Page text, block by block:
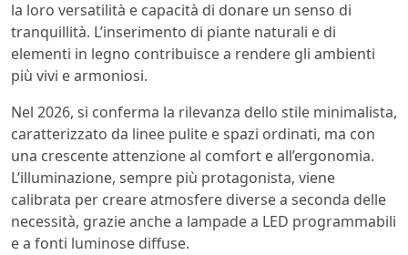
la loro versatilità e capacità di donare un senso di
tranquillità. L’inserimento di piante naturali e di
elementi in legno contribuisce a rendere gli ambienti
più vivi e armoniosi.
Nel 2026, si conferma la rilevanza dello stile minimalista,
caratterizzato da linee pulite e spazi ordinati, ma con
una crescente attenzione al comfort e all’ergonomia.
L’illuminazione, sempre più protagonista, viene
calibrata per creare atmosfere diverse a seconda delle
necessità, grazie anche a lampade a LED programmabili
e a fonti luminose diffuse.